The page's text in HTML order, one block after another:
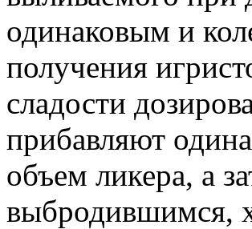
одинаковым и
получения
сладости
прибавляют
объем ликера, а
выбродившимся,